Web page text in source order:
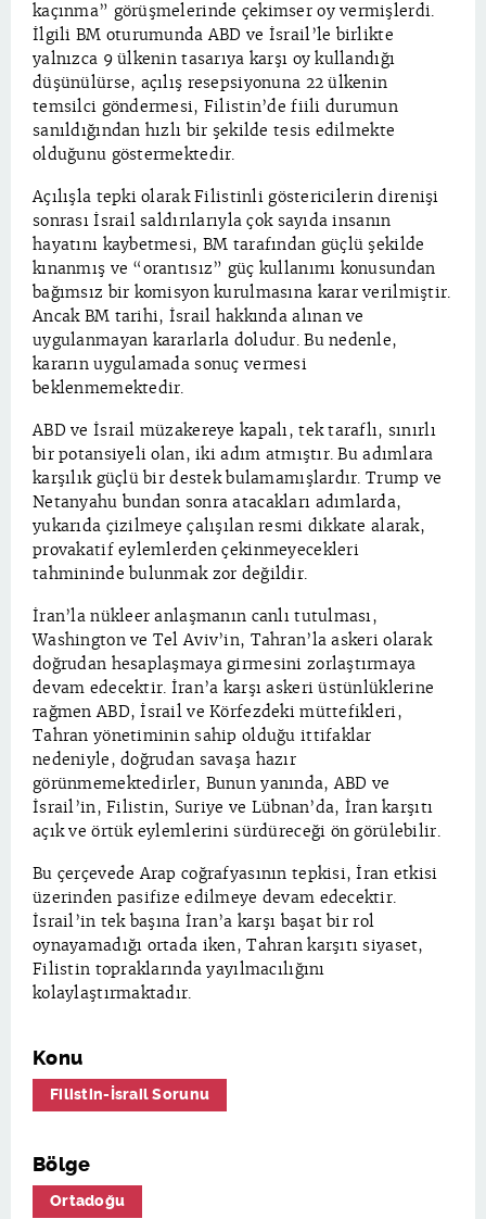
kaçınma” görüşmelerinde çekimser oy vermişlerdi.
İlgili BM oturumunda ABD ve İsrail’le birlikte
yalnızca 9 ülkenin tasarıya karşı oy kullandığı
düşünülürse, açılış resepsiyonuna 22 ülkenin
temsilci göndermesi, Filistin’de fiili durumun
sanıldığından hızlı bir şekilde tesis edilmekte
olduğunu göstermektedir.
Açılışla tepki olarak Filistinli göstericilerin direnişi
sonrası İsrail saldırılarıyla çok sayıda insanın
hayatını kaybetmesi, BM tarafından güçlü şekilde
kınanmış ve “orantısız” güç kullanımı konusundan
bağımsız bir komisyon kurulmasına karar verilmiştir.
Ancak BM tarihi, İsrail hakkında alınan ve
uygulanmayan kararlarla doludur. Bu nedenle,
kararın uygulamada sonuç vermesi
beklenmemektedir.
ABD ve İsrail müzakereye kapalı, tek taraflı, sınırlı
bir potansiyeli olan, iki adım atmıştır. Bu adımlara
karşılık güçlü bir destek bulamamışlardır. Trump ve
Netanyahu bundan sonra atacakları adımlarda,
yukarıda çizilmeye çalışılan resmi dikkate alarak,
provakatif eylemlerden çekinmeyecekleri
tahmininde bulunmak zor değildir.
İran’la nükleer anlaşmanın canlı tutulması,
Washington ve Tel Aviv’in, Tahran’la askeri olarak
doğrudan hesaplaşmaya girmesini zorlaştırmaya
devam edecektir. İran’a karşı askeri üstünlüklerine
rağmen ABD, İsrail ve Körfezdeki müttefikleri,
Tahran yönetiminin sahip olduğu ittifaklar
nedeniyle, doğrudan savaşa hazır
görünmemektedirler, Bunun yanında, ABD ve
İsrail’in, Filistin, Suriye ve Lübnan’da, İran karşıtı
açık ve örtük eylemlerini sürdüreceği ön görülebilir.
Bu çerçevede Arap coğrafyasının tepkisi, İran etkisi
üzerinden pasifize edilmeye devam edecektir.
İsrail’in tek başına İran’a karşı başat bir rol
oynayamadığı ortada iken, Tahran karşıtı siyaset,
Filistin topraklarında yayılmacılığını
kolaylaştırmaktadır.
Konu
Filistin-İsrail Sorunu
Bölge
Ortadoğu